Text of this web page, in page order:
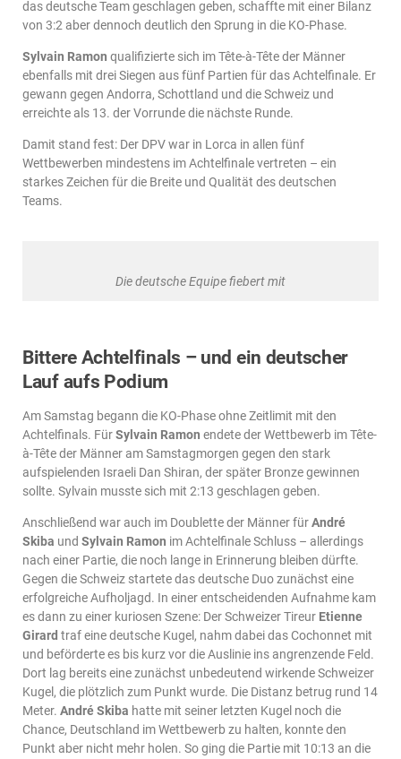
das deutsche Team geschlagen geben, schaffte mit einer Bilanz
von 3:2 aber dennoch deutlich den Sprung in die KO-Phase.
Sylvain Ramon qualifizierte sich im Tête-à-Tête der Männer
ebenfalls mit drei Siegen aus fünf Partien für das Achtelfinale. Er
gewann gegen Andorra, Schottland und die Schweiz und
erreichte als 13. der Vorrunde die nächste Runde.
Damit stand fest: Der DPV war in Lorca in allen fünf
Wettbewerben mindestens im Achtelfinale vertreten – ein
starkes Zeichen für die Breite und Qualität des deutschen
Teams.
Die deutsche Equipe fiebert mit
Bittere Achtelfinals – und ein deutscher
Lauf aufs Podium
Am Samstag begann die KO-Phase ohne Zeitlimit mit den
Achtelfinals. FürSylvain Ramon endete der Wettbewerb im Tête-
à-Tête der Männer am Samstagmorgen gegen den stark
aufspielenden Israeli Dan Shiran, der später Bronze gewinnen
sollte. Sylvain musste sich mit 2:13 geschlagen geben.
Anschließend war auch im Doublette der Männer fürAndré
Skiba und Sylvain Ramon im Achtelfinale Schluss – allerdings
nach einer Partie, die noch lange in Erinnerung bleiben dürfte.
Gegen die Schweiz startete das deutsche Duo zunächst eine
erfolgreiche Aufholjagd. In einer entscheidenden Aufnahme kam
es dann zu einer kuriosen Szene: Der Schweizer Tireur Etienne
Girard traf eine deutsche Kugel, nahm dabei das Cochonnet mit
und beförderte es bis kurz vor die Auslinie ins angrenzende Feld.
Dort lag bereits eine zunächst unbedeutend wirkende Schweizer
Kugel, die plötzlich zum Punkt wurde. Die Distanz betrug rund 14
Meter. André Skiba hatte mit seiner letzten Kugel noch die
Chance, Deutschland im Wettbewerb zu halten, konnte den
Punkt aber nicht mehr holen. So ging die Partie mit 10:13 an die